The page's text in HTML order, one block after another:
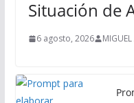
Situación de
6 agosto, 2026